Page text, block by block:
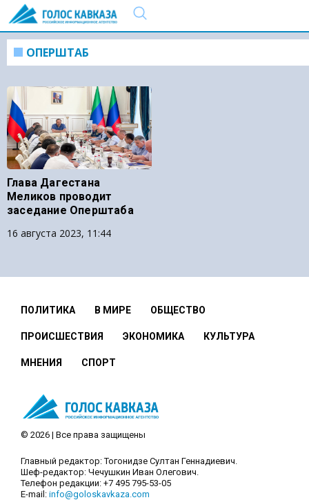
ОПЕРШТАБ
Глава Дагестана
Меликов проводит
заседание Оперштаба
16 августа 2023, 11:44
ПОЛИТИКА В МИРЕ ОБЩЕСТВО
ПРОИСШЕСТВИЯ ЭКОНОМИКА КУЛЬТУРА
МНЕНИЯ СПОРТ
© 2026 | Все права защищены
Главный редактор: Тогонидзе Султан Геннадиевич.
Шеф-редактор: Чечушкин Иван Олегович.
Телефон редакции: +7 495 795-53-05
E-mail: info@goloskavkaza.com